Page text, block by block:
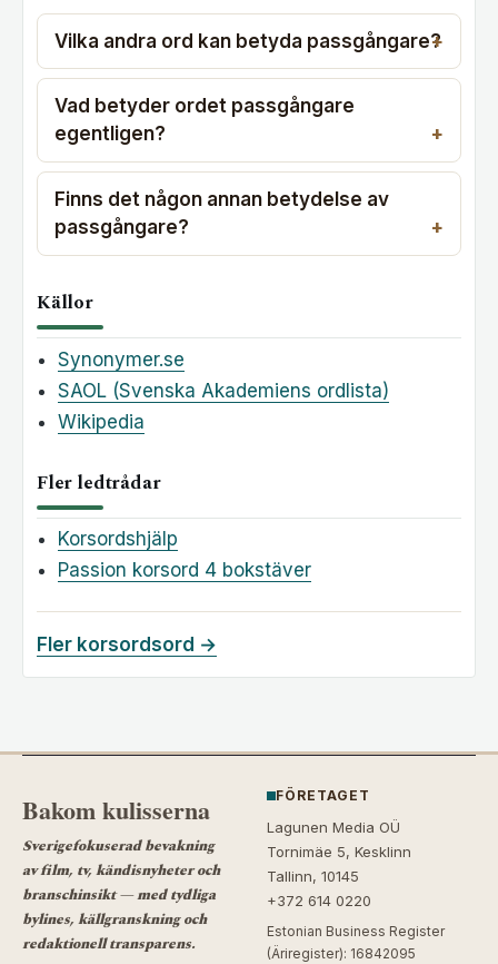
Vilka andra ord kan betyda passgångare?
Vad betyder ordet passgångare
egentligen?
Finns det någon annan betydelse av
passgångare?
Källor
Synonymer.se
SAOL (Svenska Akademiens ordlista)
Wikipedia
Fler ledtrådar
Korsordshjälp
Passion korsord 4 bokstäver
Fler korsordsord →
Bakom kulisserna
Sverigefokuserad bevakning
av film, tv, kändisnyheter och
branschinsikt — med tydliga
bylines, källgranskning och
redaktionell transparens.
FÖRETAGET
Lagunen Media OÜ
Tornimäe 5, Kesklinn
Tallinn, 10145
+372 614 0220
Estonian Business Register
(Äriregister): 16842095